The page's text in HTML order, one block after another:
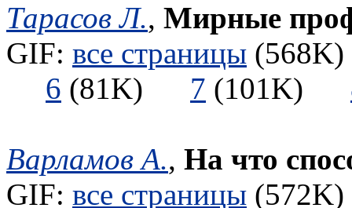
Тарасов Л., Мирные
GIF: все страницы
6 (81K) 7 (101K)
Варламов А., На что
GIF: все страницы